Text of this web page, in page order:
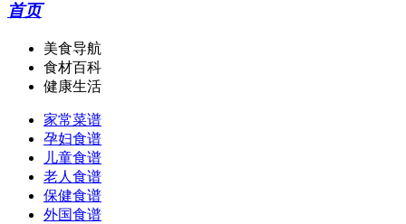
首页
美食导航
食材百科
健康生活
家常菜谱
孕妇食谱
儿童食谱
老人食谱
保健食谱
外国食谱